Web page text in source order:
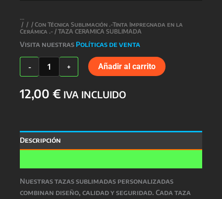
/ / / Con Técnica Sublimación .-Tinta Impregnada en la
Cerámica .- / TAZA CERAMICA SUBLIMADA
Visita nuestras Políticas de venta
-
TAZA
CERAMICA
cantidad
+ Añadir al carrito
12,00 € IVA INCLUIDO
Descripción
Nuestrastazas sublimadas personalizadas
combinan diseño, calidad y seguridad. Cada taza